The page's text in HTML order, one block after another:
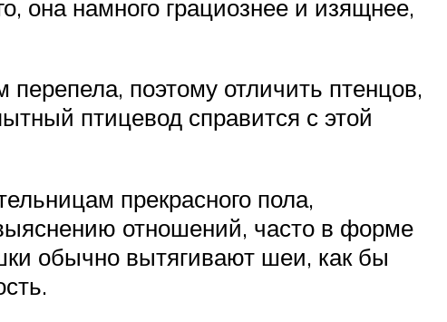
она намного грациознее и изящнее,
перепела, поэтому отличить птенцов,
птицевод справится с этой
прекрасного пола,
отношений, часто в форме
обычно вытягивают шеи, как бы